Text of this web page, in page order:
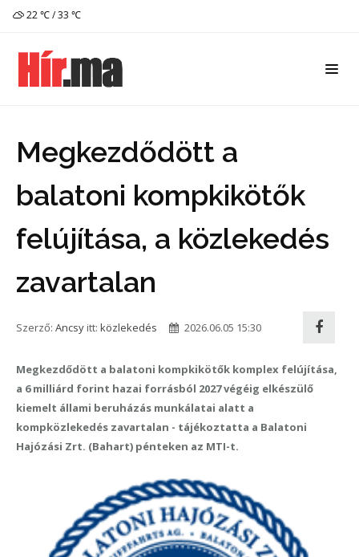
22 ℃ / 33 ℃
Megkezdődött a
balatoni kompkikötők
felújítása, a közlekedés
zavartalan
Szerző: Ancsy itt: közlekedés 2026.06.05 15:30
Megkezdődött a balatoni kompkikötők komplex felújítása,
a 6 milliárd forint hazai forrásból 2027 végéig elkészülő
kiemelt állami beruházás munkálatai alatt a
kompközlekedés zavartalan - tájékoztatta a Balatoni
Hajózási Zrt. (Bahart) pénteken az MTI-t.